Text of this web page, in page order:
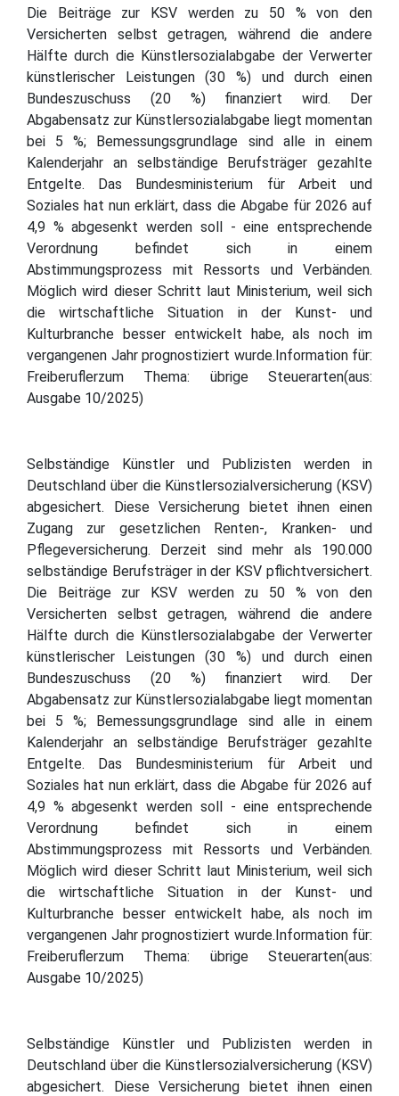
Die Beiträge zur KSV werden zu 50 % von den
Versicherten selbst getragen, während die andere
Hälfte durch die Künstlersozialabgabe der Verwerter
künstlerischer Leistungen (30 %) und durch einen
Bundeszuschuss (20 %) finanziert wird. Der
Abgabensatz zur Künstlersozialabgabe liegt momentan
bei 5 %; Bemessungsgrundlage sind alle in einem
Kalenderjahr an selbständige Berufsträger gezahlte
Entgelte. Das Bundesministerium für Arbeit und
Soziales hat nun erklärt, dass die Abgabe für 2026 auf
4,9 % abgesenkt werden soll - eine entsprechende
Verordnung befindet sich in einem
Abstimmungsprozess mit Ressorts und Verbänden.
Möglich wird dieser Schritt laut Ministerium, weil sich
die wirtschaftliche Situation in der Kunst- und
Kulturbranche besser entwickelt habe, als noch im
vergangenen Jahr prognostiziert wurde.Information für:
Freiberuflerzum Thema: übrige Steuerarten(aus:
Ausgabe 10/2025)
Selbständige Künstler und Publizisten werden in
Deutschland über die Künstlersozialversicherung (KSV)
abgesichert. Diese Versicherung bietet ihnen einen
Zugang zur gesetzlichen Renten-, Kranken- und
Pflegeversicherung. Derzeit sind mehr als 190.000
selbständige Berufsträger in der KSV pflichtversichert.
Die Beiträge zur KSV werden zu 50 % von den
Versicherten selbst getragen, während die andere
Hälfte durch die Künstlersozialabgabe der Verwerter
künstlerischer Leistungen (30 %) und durch einen
Bundeszuschuss (20 %) finanziert wird. Der
Abgabensatz zur Künstlersozialabgabe liegt momentan
bei 5 %; Bemessungsgrundlage sind alle in einem
Kalenderjahr an selbständige Berufsträger gezahlte
Entgelte. Das Bundesministerium für Arbeit und
Soziales hat nun erklärt, dass die Abgabe für 2026 auf
4,9 % abgesenkt werden soll - eine entsprechende
Verordnung befindet sich in einem
Abstimmungsprozess mit Ressorts und Verbänden.
Möglich wird dieser Schritt laut Ministerium, weil sich
die wirtschaftliche Situation in der Kunst- und
Kulturbranche besser entwickelt habe, als noch im
vergangenen Jahr prognostiziert wurde.Information für:
Freiberuflerzum Thema: übrige Steuerarten(aus:
Ausgabe 10/2025)
Selbständige Künstler und Publizisten werden in
Deutschland über die Künstlersozialversicherung (KSV)
abgesichert. Diese Versicherung bietet ihnen einen